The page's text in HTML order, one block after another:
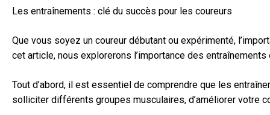
Les entraînements : clé du succès pour les coureurs
Que vous soyez un coureur débutant ou expérimenté,
cet article, nous explorerons l’importance des
Tout d’abord, il est essentiel de comprendre que les
solliciter différents groupes musculaires, d’améliorer votre